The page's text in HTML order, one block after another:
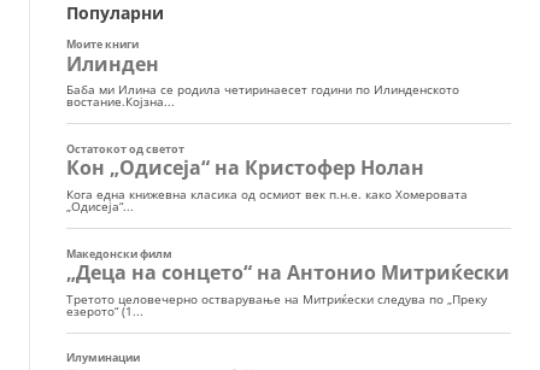
Популарни